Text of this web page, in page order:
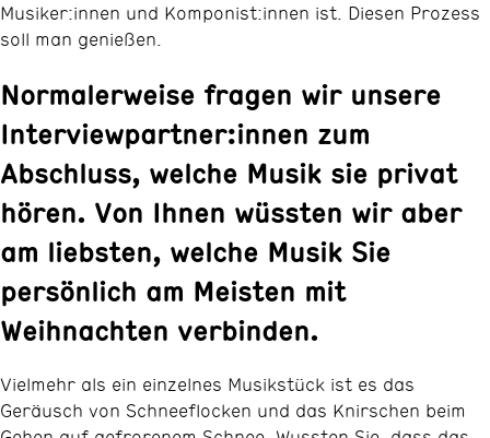
Musiker:innen und Komponist:innen ist. Diesen Prozess
soll man genießen.
Normalerweise fragen wir unsere
Interviewpartner:innen zum
Abschluss, welche Musik sie privat
hören. Von Ihnen wüssten wir aber
am liebsten, welche Musik Sie
persönlich am Meisten mit
Weihnachten verbinden.
Vielmehr als ein einzelnes Musikstück ist es das
Geräusch von Schneeflocken und das Knirschen beim